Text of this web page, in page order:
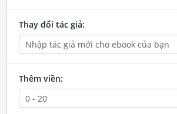
Thay đổi tác giả:
Thêm viền: